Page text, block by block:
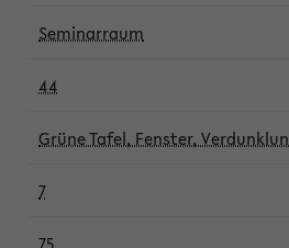
Seminarraum
44
Grüne Tafel, Fenster,
7